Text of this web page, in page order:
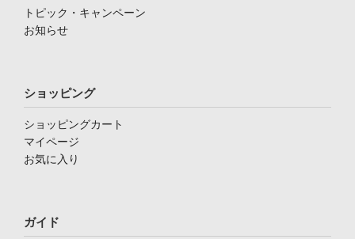
トピック・キャンペーン
お知らせ
ショッピング
ショッピングカート
マイページ
お気に入り
ガイド